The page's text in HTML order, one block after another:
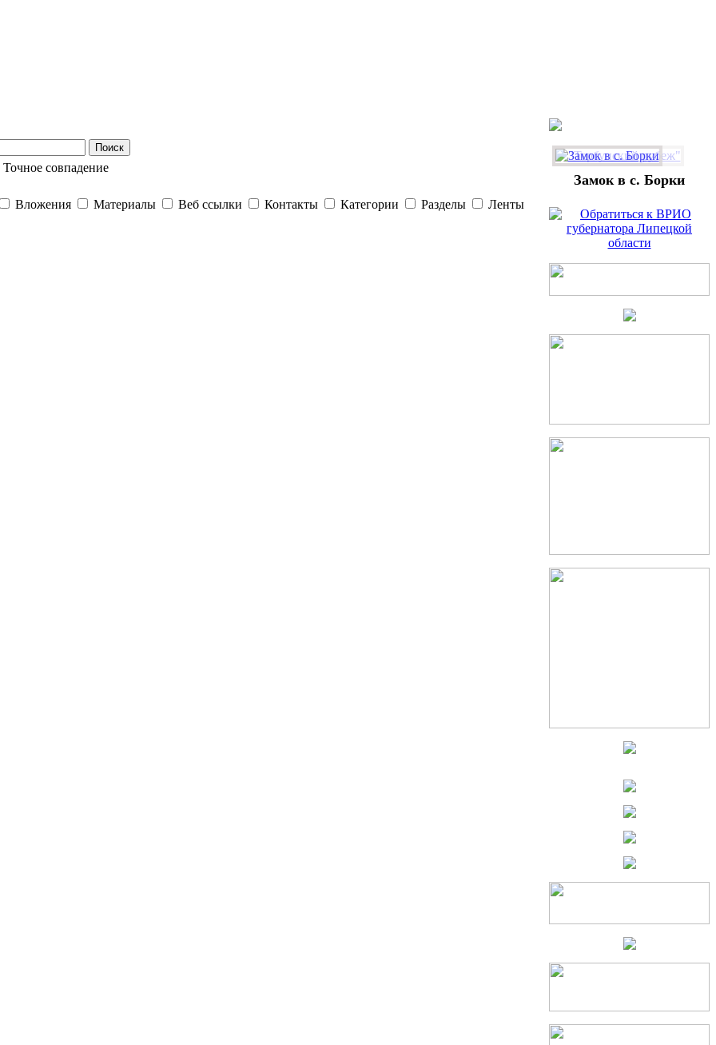
Поиск
Точное совпадение
Вложения Материалы Веб ссылки Контакты Категории Разделы
Ленты
Замок в с. Борки